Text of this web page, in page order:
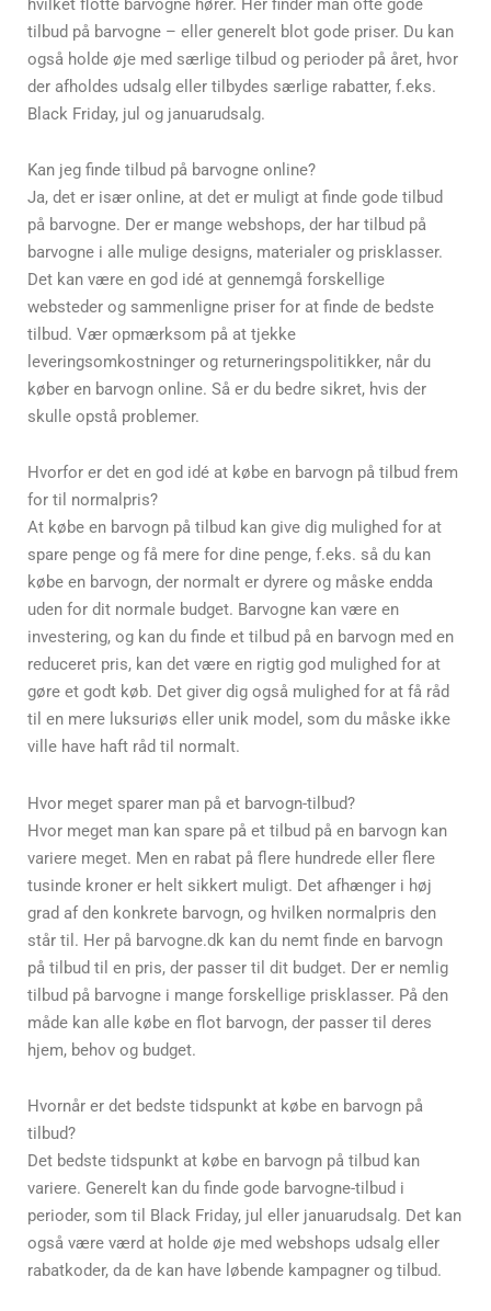
hvilket flotte barvogne hører. Her finder man ofte gode
tilbud på barvogne – eller generelt blot gode priser. Du kan
også holde øje med særlige tilbud og perioder på året, hvor
der afholdes udsalg eller tilbydes særlige rabatter, f.eks.
Black Friday, jul og januarudsalg.
Kan jeg finde tilbud på barvogne online?
Ja, det er især online, at det er muligt at finde gode tilbud
på barvogne. Der er mange webshops, der har tilbud på
barvogne i alle mulige designs, materialer og prisklasser.
Det kan være en god idé at gennemgå forskellige
websteder og sammenligne priser for at finde de bedste
tilbud. Vær opmærksom på at tjekke
leveringsomkostninger og returneringspolitikker, når du
køber en barvogn online. Så er du bedre sikret, hvis der
skulle opstå problemer.
Hvorfor er det en god idé at købe en barvogn på tilbud frem
for til normalpris?
At købe en barvogn på tilbud kan give dig mulighed for at
spare penge og få mere for dine penge, f.eks. så du kan
købe en barvogn, der normalt er dyrere og måske endda
uden for dit normale budget. Barvogne kan være en
investering, og kan du finde et tilbud på en barvogn med en
reduceret pris, kan det være en rigtig god mulighed for at
gøre et godt køb. Det giver dig også mulighed for at få råd
til en mere luksuriøs eller unik model, som du måske ikke
ville have haft råd til normalt.
Hvor meget sparer man på et barvogn-tilbud?
Hvor meget man kan spare på et tilbud på en barvogn kan
variere meget. Men en rabat på flere hundrede eller flere
tusinde kroner er helt sikkert muligt. Det afhænger i høj
grad af den konkrete barvogn, og hvilken normalpris den
står til. Her på barvogne.dk kan du nemt finde en barvogn
på tilbud til en pris, der passer til dit budget. Der er nemlig
tilbud på barvogne i mange forskellige prisklasser. På den
måde kan alle købe en flot barvogn, der passer til deres
hjem, behov og budget.
Hvornår er det bedste tidspunkt at købe en barvogn på
tilbud?
Det bedste tidspunkt at købe en barvogn på tilbud kan
variere. Generelt kan du finde gode barvogne-tilbud i
perioder, som til Black Friday, jul eller januarudsalg. Det kan
også være værd at holde øje med webshops udsalg eller
rabatkoder, da de kan have løbende kampagner og tilbud.